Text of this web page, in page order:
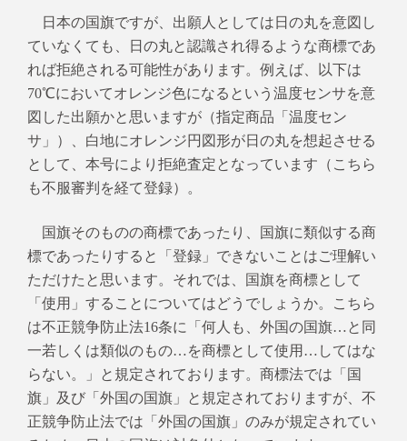
日本の国旗ですが、出願人としては日の丸を意図し
ていなくても、日の丸と認識され得るような商標であ
れば拒絶される可能性があります。例えば、以下は
70℃においてオレンジ色になるという温度センサを意
図した出願かと思いますが（指定商品「温度セン
サ」）、白地にオレンジ円 図形が日の丸を想起させる
として、本号により拒絶査定となっています（こちら
も不服審判を経て登録）。
国旗そのものの商標であったり、国旗に類似する商
標であったりすると「登録」できないことはご理解い
ただけたと思います。それでは、国旗を商標として
「使用」することについてはどうでしょうか。こちら
は不正競争防止法16条に「何人も、外国の国旗…と同
一若しくは類似のもの…を商標として使用 … してはな
らない。」と規定されております。商標法では「国
旗」及び「外国の国旗」と規定されておりますが、不
正競争防止法では「外国の国旗」のみが規定されてい